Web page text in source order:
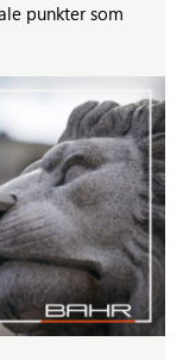
punkter som